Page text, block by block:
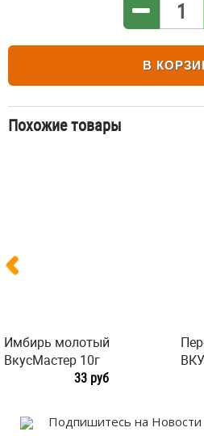
В
Похожие товары
Имбирь молотый
ВкусМастер 10г
33 руб
Подпишитесь на Новости